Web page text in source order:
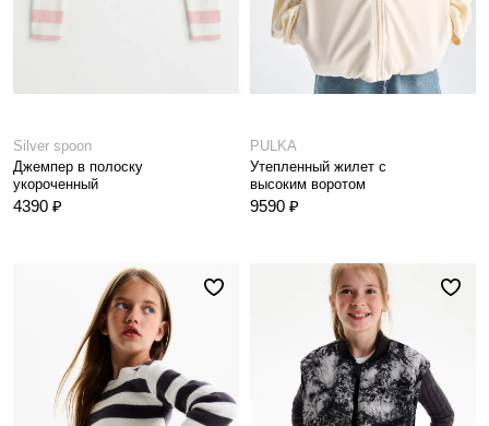
Silver spoon
Джемпер в полоску
укороченный
4390 ₽
PULKA
Утепленный жилет с
высоким воротом
9590 ₽